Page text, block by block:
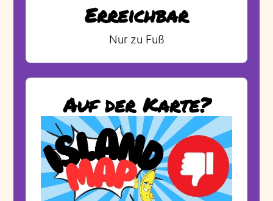
Erreichbar
Nur zu Fuß
Auf der Karte?